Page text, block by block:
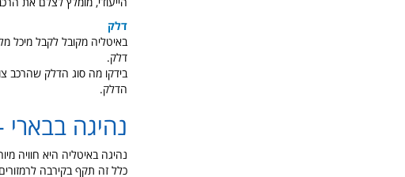
דלק
באיטליה מקובל לקבל מיכל
דלק.
הדלק.
נהיגה בבארי
נהיגה באיטליה היא חוויה